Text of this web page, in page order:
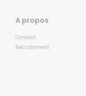
A propos
Contact
Recrutement